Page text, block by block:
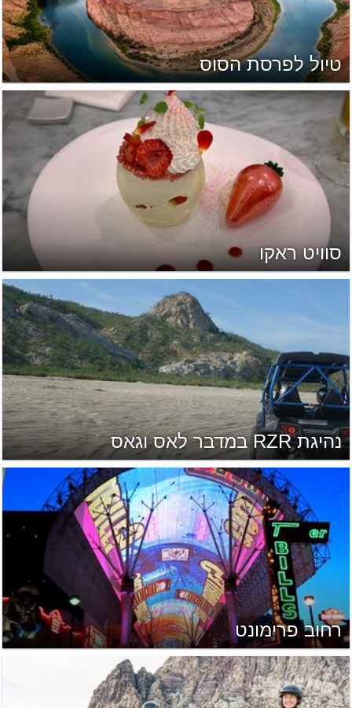
טיול לפרסת הסוס
סוויט ראקו
נהיגת RZR במדבר לאס וגאס
רחוב פרימונט